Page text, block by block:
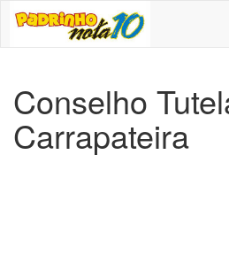
Conselho
Carrapateira